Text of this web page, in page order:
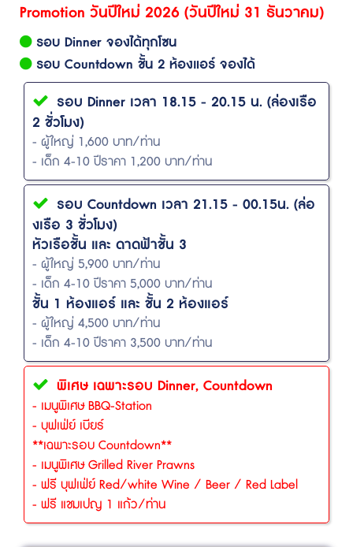
Promotion วันปีใหม่ 2026 (วันปีใหม่ 31 ธันวาคม)
รอบ Dinner จองได้ทุกโซน
รอบ Countdown ชั้น 2 ห้องแอร์ จองได้
รอบ Dinner เวลา 18.15 - 20.15 น. (ล่องเรือ
2 ชั่วโมง)
- ผู้ใหญ่ 1,600 บาท/ท่าน
- เด็ก 4-10 ปีราคา 1,200 บาท/ท่าน
รอบ Countdown เวลา 21.15 - 00.15น. (ล่อ
งเรือ 3 ชั่วโมง)
หัวเรือชั้น และ ดาดฟ้าชั้น 3
- ผู้ใหญ่ 5,900 บาท/ท่าน
- เด็ก 4-10 ปีราคา 5,000 บาท/ท่าน
ชั้น 1 ห้องแอร์ และ ชั้น 2 ห้องแอร์
- ผู้ใหญ่ 4,500 บาท/ท่าน
- เด็ก 4-10 ปีราคา 3,500 บาท/ท่าน
พิเศษ เฉพาะรอบ Dinner, Countdown
- เมนูพิเศษ BBQ-Station
- บุฟเฟ่ย์ เบียร์
**เฉพาะรอบ Countdown**
- เมนูพิเศษ Grilled River Prawns
- ฟรี บุฟเฟ่ย์ Red/white Wine / Beer / Red Label
- ฟรี แชมเปญ 1 แก้ว/ท่าน